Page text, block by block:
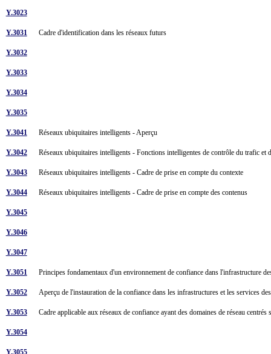
Y.3023
Y.3031 Cadre d'identification dans les réseaux futurs
Y.3032
Y.3033
Y.3034
Y.3035
Y.3041 Réseaux ubiquitaires intelligents - Aperçu
Y.3042 Réseaux ubiquitaires intelligents - Fonctions intelligentes de contrôle du trafic et
Y.3043 Réseaux ubiquitaires intelligents - Cadre de prise en compte du contexte
Y.3044 Réseaux ubiquitaires intelligents - Cadre de prise en compte des contenus
Y.3045
Y.3046
Y.3047
Y.3051 Principes fondamentaux d'un environnement de confiance dans l'infrastructure
Y.3052 Aperçu de l'instauration de la confiance dans les infrastructures et les services
Y.3053 Cadre applicable aux réseaux de confiance ayant des domaines de réseau
Y.3054
Y.3055